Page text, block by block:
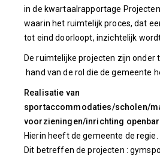
in de kwartaalrapportage
waarin het ruimtelijk proces, dat
tot eind doorloopt, inzichtelijk
De ruimtelijke projecten zijn onder
hand van de rol die de gemeente
Realisatie van
sportaccommodaties/scholen/
voorzieningen/inrichting
Hierin heeft de gemeente de regie.
Dit betreffen de projecten :